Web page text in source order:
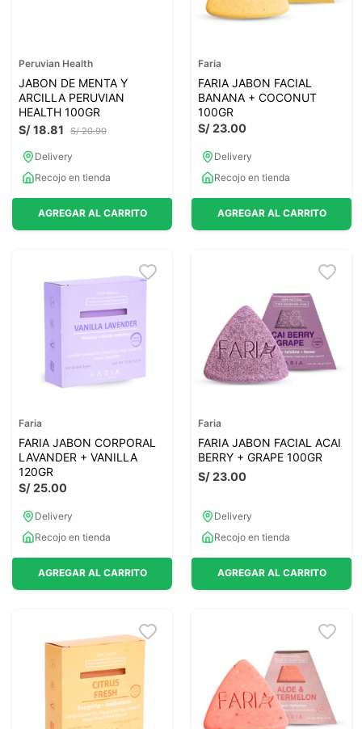
Peruvian Health
JABON DE MENTA Y
ARCILLA PERUVIAN
HEALTH 100GR
S/ 20.90
S/18.81
Delivery
Recojo en tienda
AGREGAR AL CARRITO
Faria
FARIA JABON FACIAL
BANANA + COCONUT
100GR
S/23.00
Delivery
Recojo en tienda
AGREGAR AL CARRITO
Faria
FARIA JABON CORPORAL
LAVANDER + VANILLA
120GR
S/25.00
Delivery
Recojo en tienda
AGREGAR AL CARRITO
Faria
FARIA JABON FACIAL ACAI
BERRY + GRAPE 100GR
S/23.00
Delivery
Recojo en tienda
AGREGAR AL CARRITO